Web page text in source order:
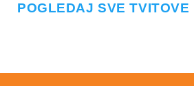
POGLEDAJ SVE TVITOVE